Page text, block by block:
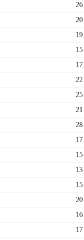
26
20
19
15
17
22
25
21
28
17
15
13
15
20
16
17